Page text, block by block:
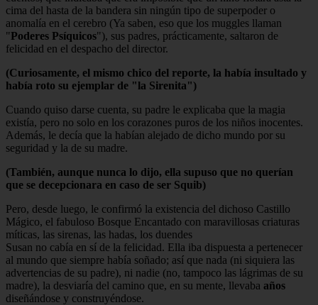
cima del hasta de la bandera sin ningún tipo de superpoder o
anomalía en el cerebro (Ya saben, eso que los muggles llaman
"Poderes Psíquicos"), sus padres, prácticamente, saltaron de
felicidad en el despacho del director.
(Curiosamente, el mismo chico del reporte, la había insultado y
había roto su ejemplar de "la Sirenita")
Cuando quiso darse cuenta, su padre le explicaba que la magia
existía, pero no solo en los corazones puros de los niños inocentes.
Además, le decía que la habían alejado de dicho mundo por su
seguridad y la de su madre.
(También, aunque nunca lo dijo, ella supuso que no querían
que se decepcionara en caso de ser Squib)
Pero, desde luego, le confirmó la existencia del dichoso Castillo
Mágico, el fabuloso Bosque Encantado con maravillosas criaturas
míticas, las sirenas, las hadas, los duendes
Susan no cabía en sí de la felicidad. Ella iba dispuesta a pertenecer
al mundo que siempre había soñado; así que nada (ni siquiera las
advertencias de su padre), ni nadie (no, tampoco las lágrimas de su
madre), la desviaría del camino que, en su mente, llevaba años
diseñándose y construyéndose.